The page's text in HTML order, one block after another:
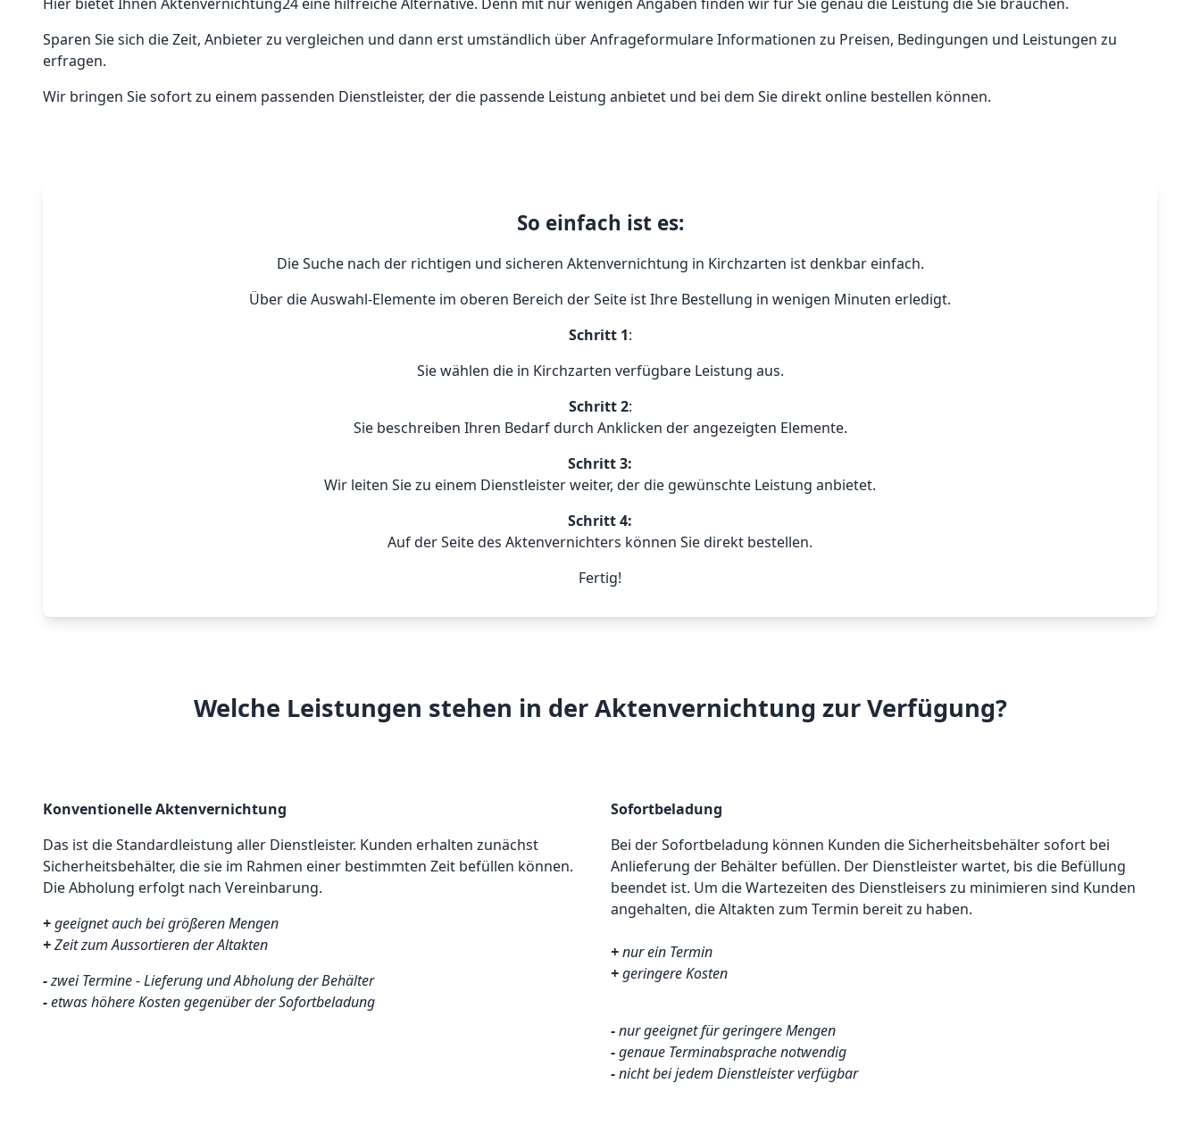
Hier bietet Ihnen Aktenvernichtung24 eine hilfreiche Alternative. Denn mit nur wenigen Angaben finden wir für Sie genau die Leistung die Sie brauchen.
Sparen Sie sich die Zeit, Anbieter zu vergleichen und dann erst umständlich über Anfrageformulare Informationen zu Preisen, Bedingungen und Leistungen zu
erfragen.
Wir bringen Sie sofort zu einem passenden Dienstleister, der die passende Leistung anbietet und bei dem Sie direkt online bestellen können.
So einfach ist es:
Die Suche nach der richtigen und sicheren Aktenvernichtung in Kirchzarten ist denkbar einfach.
Über die Auswahl-Elemente im oberen Bereich der Seite ist Ihre Bestellung in wenigen Minuten erledigt.
Schritt 1:
Sie wählen die in Kirchzarten verfügbare Leistung aus.
Schritt 2:
Sie beschreiben Ihren Bedarf durch Anklicken der angezeigten Elemente.
Schritt 3:
Wir leiten Sie zu einem Dienstleister weiter, der die gewünschte Leistung anbietet.
Schritt 4:
Auf der Seite des Aktenvernichters können Sie direkt bestellen.
Fertig!
Welche Leistungen stehen in der Aktenvernichtung zur Verfügung?
Konventionelle Aktenvernichtung
Das ist die Standardleistung aller Dienstleister. Kunden erhalten zunächst
Sicherheitsbehälter, die sie im Rahmen einer bestimmten Zeit befüllen können.
Die Abholung erfolgt nach Vereinbarung.
+geeignet auch bei größeren Mengen
+Zeit zum Aussortieren der Altakten
-zwei Termine - Lieferung und Abholung der Behälter
-etwas höhere Kosten gegenüber der Sofortbeladung
Sofortbeladung
Bei der Sofortbeladung können Kunden die Sicherheitsbehälter sofort bei
Anlieferung der Behälter befüllen. Der Dienstleister wartet, bis die Befüllung
beendet ist. Um die Wartezeiten des Dienstleisers zu minimieren sind Kunden
angehalten, die Altakten zum Termin bereit zu haben.
+nur ein Termin
+geringere Kosten
-nur geeignet für geringere Mengen
-genaue Terminabsprache notwendig
-nicht bei jedem Dienstleister verfügbar